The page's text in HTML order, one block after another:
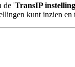
de 'TransIP
kunt inzien en